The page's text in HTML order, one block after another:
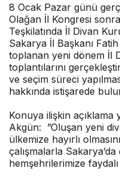
8 Ocak Pazar günü
Olağan İl Kongresi
Teşkilatında İl Divan
Sakarya İl Başkanı
toplanan yeni dönem İl
toplantılarını
ve seçim süreci
hakkında istişarede
t
i
r
n
a
Konuya ilişkin açıklama
Akgün: ”Oluşan yeni
ülkemize hayırlı
çalışmalarla
hemşehrilerimize faydalı